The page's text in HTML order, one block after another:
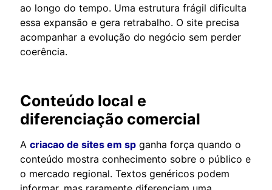
ao longo do tempo. Uma estrutura frágil dificulta
essa expansão e gera retrabalho. O site precisa
acompanhar a evolução do negócio sem perder
coerência.
Conteúdo local e
diferenciação comercial
A criacao de sites em sp ganha força quando o
conteúdo mostra conhecimento sobre o público e
o mercado regional. Textos genéricos podem